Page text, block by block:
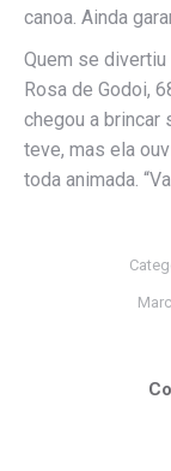
canoa. Ainda
Quem se
Rosa de Godoi,
chegou a brincar
teve, mas ela
toda animada.